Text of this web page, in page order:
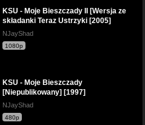
KSU - Moje Bieszczady II [Wersja ze
składanki Teraz Ustrzyki [2005]
NJayShad
1080p
KSU - Moje Bieszczady
[Niepublikowany] [1997]
NJayShad
480p